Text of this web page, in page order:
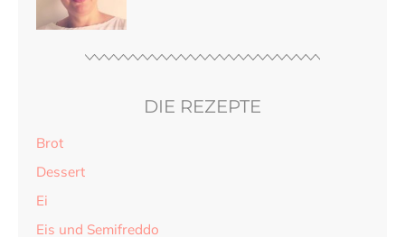
DIE REZEPTE
Brot
Dessert
Ei
Eis und Semifreddo